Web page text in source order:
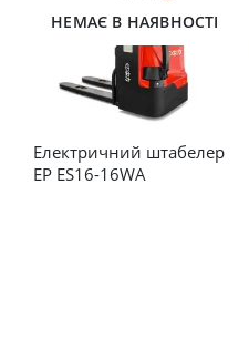
НЕМАЄ В НАЯВНОСТІ
Електричний штабелер
EP ES16-16WA